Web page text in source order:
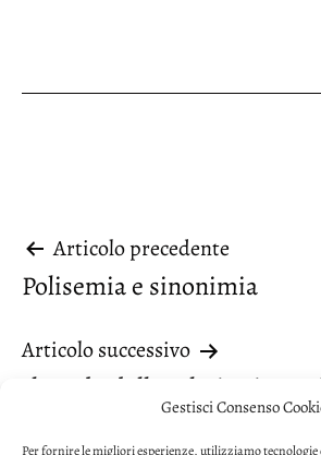
Gestisci Consenso
Per fornire le migliori esperienze, utilizziamo tecnologie
Navigazione
articoli
Articolo precedente
Polisemia e sinonimia
Articolo successivo
Il modo della relativa